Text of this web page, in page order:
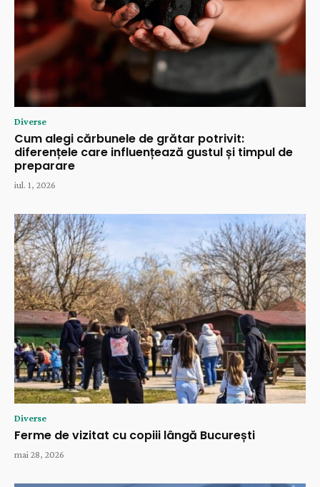
Diverse
Cum alegi cărbunele de grătar potrivit:
diferențele care influențează gustul și timpul de
preparare
iul. 1, 2026
Diverse
Ferme de vizitat cu copiii lângă București
mai 28, 2026